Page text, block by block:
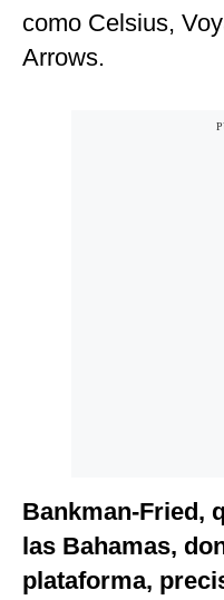
como Celsius,
Arrows.
Bankman-Fried,
las Bahamas,
plataforma,